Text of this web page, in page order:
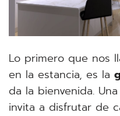
Lo primero que nos
en la estancia, es la
da la bienvenida.
invita a disfrutar de